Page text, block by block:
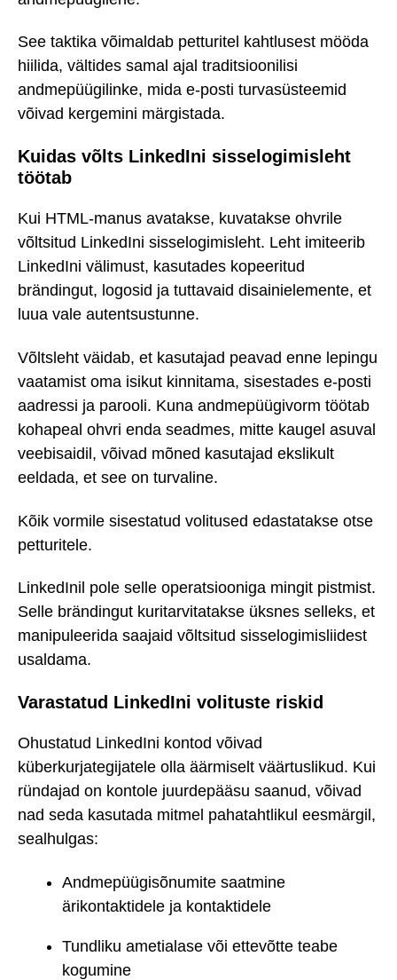
See taktika võimaldab petturitel kahtlusest mööda
hiilida, vältides samal ajal traditsioonilisi
andmepüügilinke, mida e-posti turvasüsteemid
võivad kergemini märgistada.
Kuidas võlts LinkedIni sisselogimisleht
töötab
Kui HTML-manus avatakse, kuvatakse ohvrile
võltsitud LinkedIni sisselogimisleht. Leht imiteerib
LinkedIni välimust, kasutades kopeeritud
brändingut, logosid ja tuttavaid disainielemente, et
luua vale autentsustunne.
Võltsleht väidab, et kasutajad peavad enne lepingu
vaatamist oma isikut kinnitama, sisestades e-posti
aadressi ja parooli. Kuna andmepüügivorm töötab
kohapeal ohvri enda seadmes, mitte kaugel asuval
veebisaidil, võivad mõned kasutajad ekslikult
eeldada, et see on turvaline.
Kõik vormile sisestatud volitused edastatakse otse
petturitele.
LinkedInil pole selle operatsiooniga mingit pistmist.
Selle brändingut kuritarvitatakse üksnes selleks, et
manipuleerida saajaid võltsitud sisselogimisliidest
usaldama.
Varastatud LinkedIni volituste riskid
Ohustatud LinkedIni kontod võivad
küberkurjategijatele olla äärmiselt väärtuslikud. Kui
ründajad on kontole juurdepääsu saanud, võivad
nad seda kasutada mitmel pahatahtlikul eesmärgil,
sealhulgas:
Andmepüügisõnumite saatmine
ärikontaktidele ja kontaktidele
Tundliku ametialase või ettevõtte teabe
kogumine